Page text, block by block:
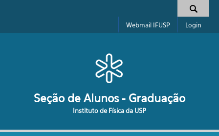
Formulário de busca
Webmail IFUSP Login
Seção de Alunos - Graduação
Instituto de Física da USP